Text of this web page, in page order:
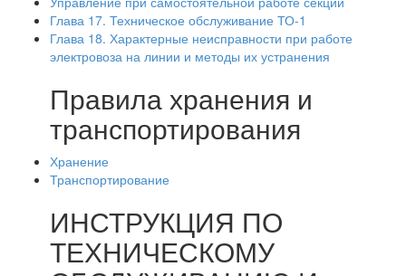
Глава 17. Техническое обслуживание ТО-1
Глава 18. Характерные неисправности при работе
электровоза на линии и методы их устранения
Правила хранения и
транспортирования
Хранение
Транспортирование
ИНСТРУКЦИЯ ПО
ТЕХНИЧЕСКОМУ